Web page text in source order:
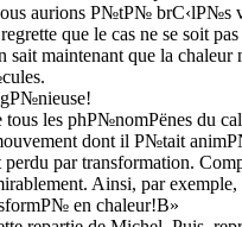
aurions Р№tР№ brС‹lР№s
que le cas ne se soit
maintenant que la chaleur
les phР№nomРёnes du
dont il Р№tait
par transformation.
Ainsi, par exemple,
en chaleur!В»